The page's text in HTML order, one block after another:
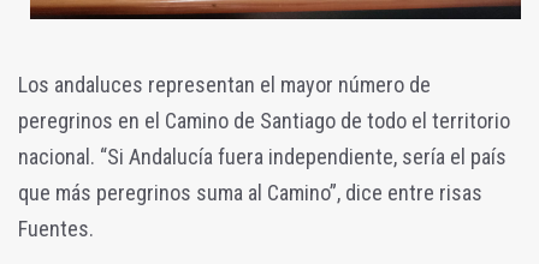
Los andaluces representan el mayor número de
peregrinos en el Camino de Santiago de todo el territorio
nacional. “Si Andalucía fuera independiente, sería el país
que más peregrinos suma al Camino”, dice entre risas
Fuentes.